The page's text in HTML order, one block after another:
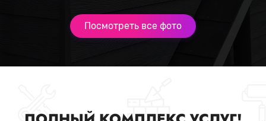
Посмотреть все фото